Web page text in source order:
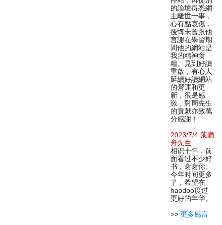
的論壇得悉網
主離世一事，
心有點哀傷，
後悔未曾跟他
言謝在學習期
間他的網站是
我的精神食
糧。見到好讀
重啟，有心人
延續好讀網站
的營運和更
新，很是感
激，對周先生
的貢獻亦致萬
分感謝！
2023/7/4 葉扁
舟先生
相识十年，前
面看过不少好
书，谢谢你。
今年时间更多
了，希望在
haodoo度过
更好的年华。
>> 更多感言